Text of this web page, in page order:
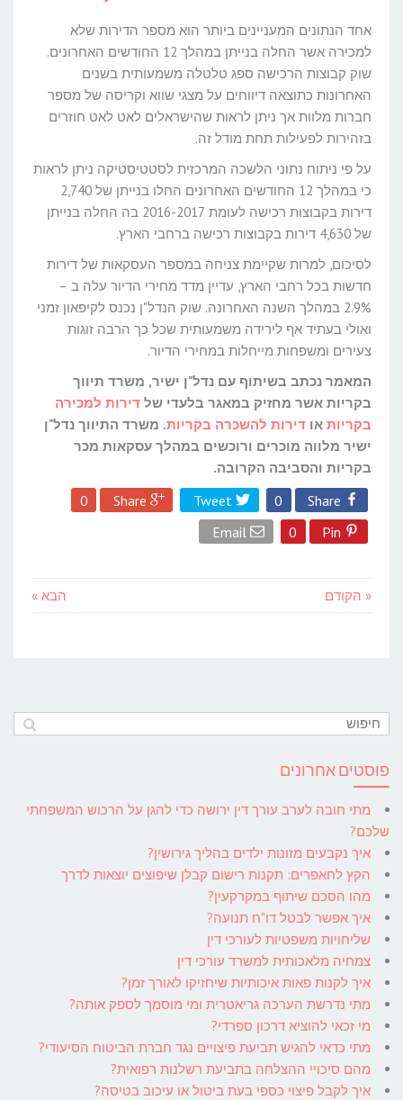
אחד הנתונים המעניינים ביותר הוא מספר הדירות שלא
למכירה אשר החלה בנייתן במהלך 12 החודשים האחרונים.
שוק קבוצות הרכישה ספג טלטלה משמעותית בשנים
האחרונות כתוצאה דיווחים על מצגי שווא וקריסה של מספר
חברות מלוות אך ניתן לראות שהישראלים לאט לאט חוזרים
בזהירות לפעילות תחת מודל זה.
על פי ניתוח נתוני הלשכה המרכזית לסטטיסטיקה ניתן לראות
כי במהלך 12 החודשים האחרונים החלו בנייתן של 2,740
דירות בקבוצות רכישה לעומת 2016-2017 בה החלה בנייתן
של 4,630 דירות בקבוצות רכישה ברחבי הארץ.
לסיכום, למרות שקיימת צניחה במספר העסקאות של דירות
חדשות בכל רחבי הארץ, עדיין מדד מחירי הדיור עלה ב –
2.9% במהלך השנה האחרונה. שוק הנדל"ן נכנס לקיפאון זמני
ואולי בעתיד אף לירידה משמעותית שכל כך הרבה זוגות
צעירים ומשפחות מייחלות במחירי הדיור.
המאמר נכתב בשיתוף עם נדל"ן ישיר, משרד תיווך
בקריות אשר מחזיק במאגר בלעדי של דירות למכירה
בקריות או דירות להשכרה בקריות. משרד התיווך נדל"ן
ישיר מלווה מוכרים ורוכשים במהלך עסקאות מכר
בקריות והסביבה הקרובה.
Share
0
Tweet
Share
0
Pin
0
Email
« הקודם הבא »
פוסטים אחרונים
מתי חובה לערב עורך דין ירושה כדי להגן על הרכוש המשפחתי
שלכם?
איך נקבעים מזונות ילדים בהליך גירושין?
הקץ לחאפרים: תקנות רישום קבלן שיפוצים יוצאות לדרך
מהו הסכם שיתוף במקרקעין?
איך אפשר לבטל דו"ח תנועה?
שליחויות משפטיות לעורכי דין
צמחיה מלאכותית למשרד עורכי דין
איך לקנות פאות איכותיות שיחזיקו לאורך זמן?
מתי נדרשת הערכה גריאטרית ומי מוסמך לספק אותה?
מי זכאי להוציא דרכון ספרדי?
מתי כדאי להגיש תביעת פיצויים נגד חברת הביטוח הסיעודי?
מהם סיכויי ההצלחה בתביעת רשלנות רפואית?
איך לקבל פיצוי כספי בעת ביטול או עיכוב בטיסה?